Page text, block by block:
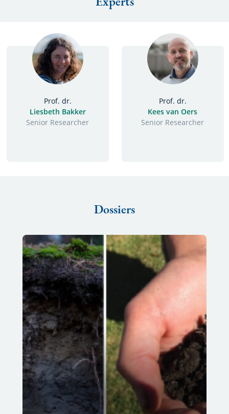
Prof. dr.
Liesbeth Bakker
Functie
Senior Researcher
Prof. dr.
Kees van Oers
Functie
Senior Researcher
Dossiers